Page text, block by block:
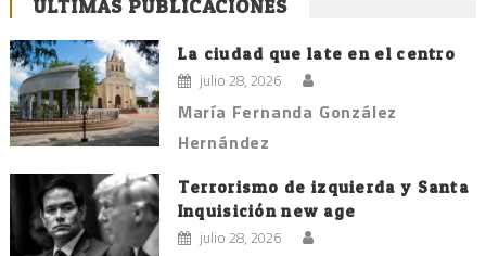
ÚLTIMAS PUBLICACIONES
La ciudad que late en el centro
julio 28, 2026
María Fernanda González
Hernández
Terrorismo de izquierda y Santa
Inquisición new age
julio 28, 2026